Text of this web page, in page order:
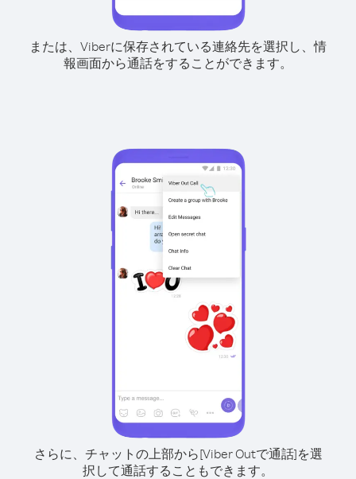
または、Viberに保存されている連絡先を選択し、情
報画面から通話をすることができます。
さらに、チャットの上部から[Viber Outで通話]を選
択して通話することもできます。